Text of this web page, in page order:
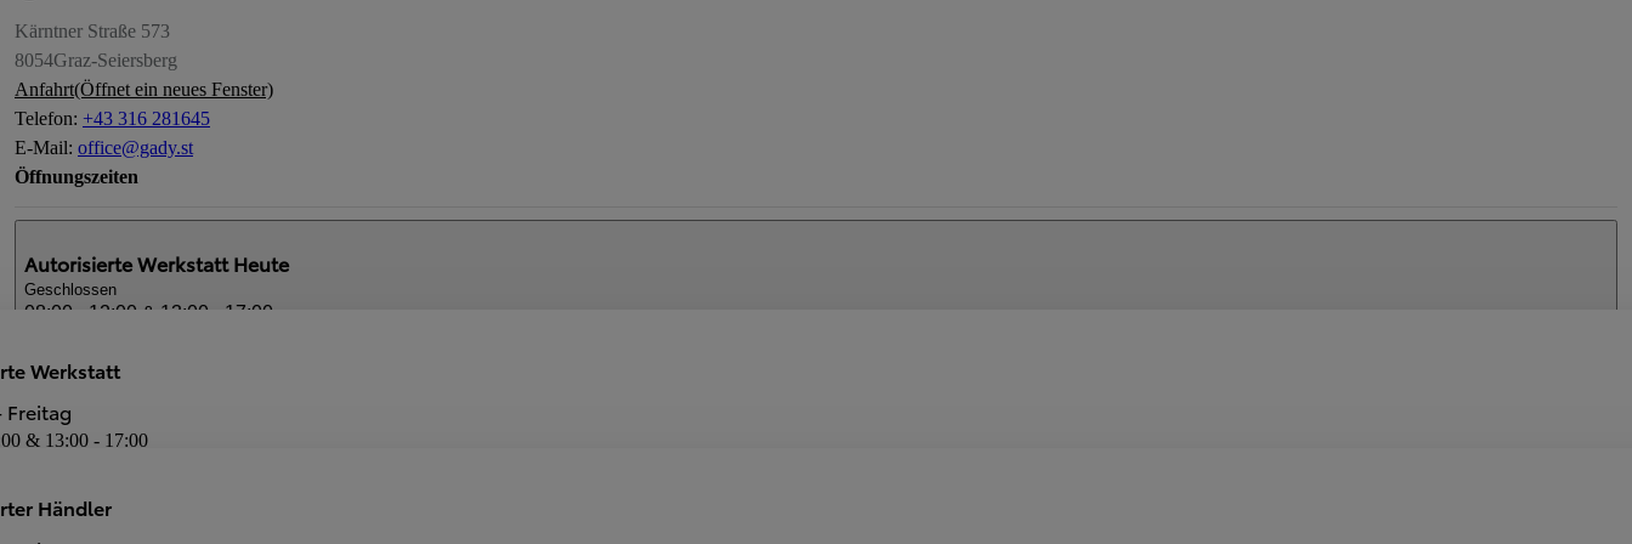
Kärntner Straße 573
8054Graz-Seiersberg
Anfahrt(Öffnet ein neues Fenster)
Telefon: +43 316 281645
E-Mail: office@gady.st
Öffnungszeiten
Autorisierte Werkstatt Heute
Geschlossen
08:00 - 12:00 & 13:00 - 17:00
Werkstatt
& 13:00 - 17:00
Autorisierter Händler
Geschlossen
08:00 - 12:00 & 13:00 - 17:00
Händler
Dienstleistungen